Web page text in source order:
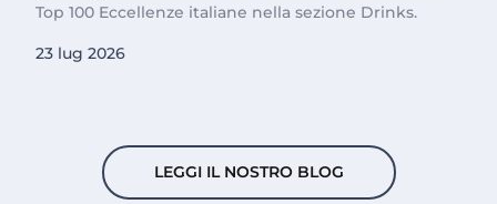
Top 100 Eccellenze italiane nella sezione Drinks.
23 lug 2026
LEGGI IL NOSTRO BLOG